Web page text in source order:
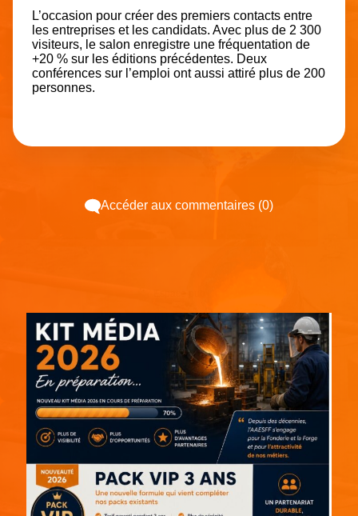
L’occasion pour créer des premiers contacts entre
les entreprises et les candidats. Avec plus de 2 300
visiteurs, le salon enregistre une fréquentation de
+20 % sur les éditions précédentes. Deux
conférences sur l’emploi ont aussi attiré plus de 200
personnes.
Accéder aux commentaires (0)